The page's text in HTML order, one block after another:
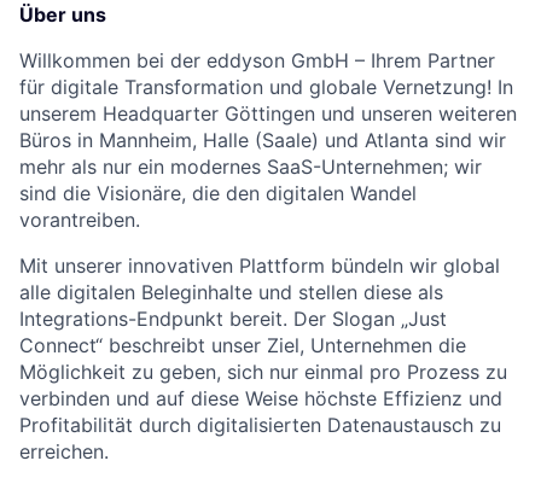
Über uns
Willkommen bei der eddyson GmbH – Ihrem Partner
für digitale Transformation und globale Vernetzung! In
unserem Headquarter Göttingen und unseren weiteren
Büros in Mannheim, Halle (Saale) und Atlanta sind wir
mehr als nur ein modernes SaaS-Unternehmen; wir
sind die Visionäre, die den digitalen Wandel
vorantreiben.
Mit unserer innovativen Plattform bündeln wir global
alle digitalen Beleginhalte und stellen diese als
Integrations-Endpunkt bereit. Der Slogan „Just
Connect“ beschreibt unser Ziel, Unternehmen die
Möglichkeit zu geben, sich nur einmal pro Prozess zu
verbinden und auf diese Weise höchste Effizienz und
Profitabilität durch digitalisierten Datenaustausch zu
erreichen.